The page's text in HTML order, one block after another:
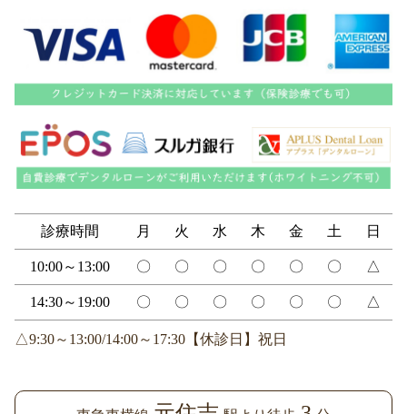
診療時間 月 火 水 木 金 土 日
10:00～13:00 〇 〇 〇 〇 〇 〇 △
14:30～19:00 〇 〇 〇 〇 〇 〇 △
△9:30～13:00/14:00～17:30【休診日】祝日